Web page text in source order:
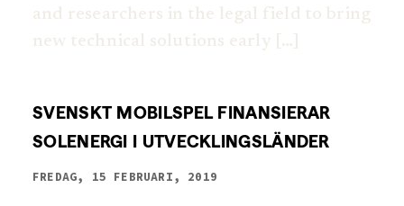
and researchers in the legal field to bring
new technical solutions early […]
SVENSKT MOBILSPEL FINANSIERAR
SOLENERGI I UTVECKLINGSLÄNDER
FREDAG, 15 FEBRUARI, 2019